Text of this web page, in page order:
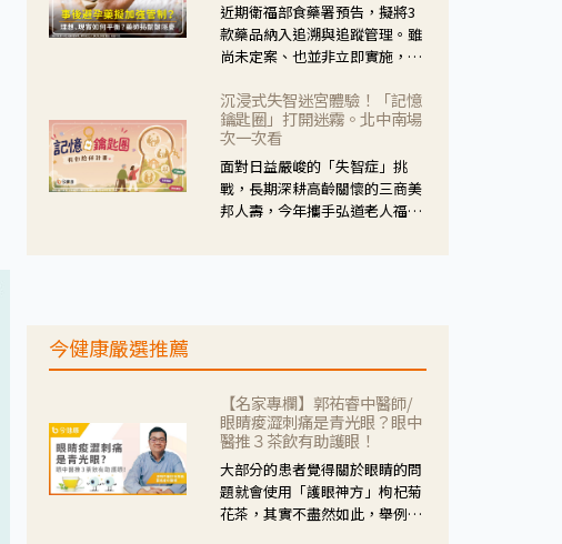
近期衛福部食藥署預告，擬將3
款藥品納入追溯與追蹤管理。雖
尚未定案、也並非立即實施，不
人杰藥師表示，這三款藥物目
的、作用、風險各有不同，管制
與否所帶來的後許影響也不同，
可先了解其特性。
沉浸式失智迷宮體驗！「記憶
鑰匙圈」打開迷霧。北中南場
次一次看
面對日益嚴峻的「失智症」挑
戰，長期深耕高齡關懷的三商美
邦人壽，今年攜手弘道老人福利
生活挑戰。
今健康嚴選推薦
【名家專欄】郭祐睿中醫師/
眼睛痠澀刺痛是青光眼？眼中
醫推３茶飲有助護眼！
大部分的患者覺得關於眼睛的問
題就會使用「護眼神方」枸杞菊
花茶，其實不盡然如此，舉例來